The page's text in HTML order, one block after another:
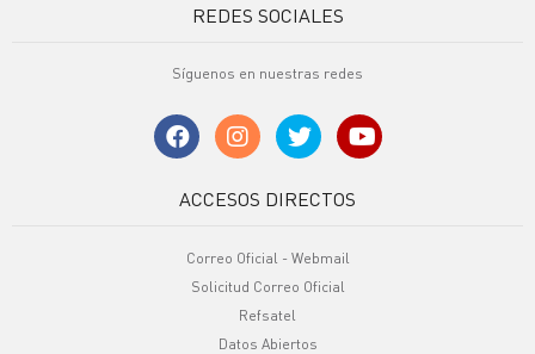
REDES SOCIALES
Síguenos en nuestras redes
ACCESOS DIRECTOS
Correo Oficial - Webmail
Solicitud Correo Oficial
Refsatel
Datos Abiertos